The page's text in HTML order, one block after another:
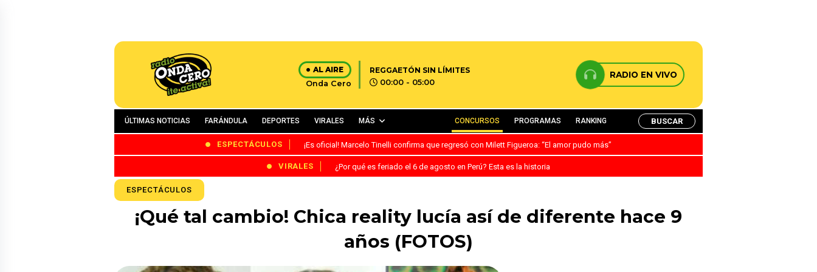
AL AIRE
Onda Cero
REGGAETÓN SIN LÍMITES
00:00 - 05:00
RADIO EN VIVO
ÚLTIMAS NOTICIAS FARÁNDULA DEPORTES VIRALES MÁS CONCURSOS PROGRAMAS RANKING BUSCAR
ESPECTÁCULOS ¡Es oficial! Marcelo Tinelli confirma que regresó con Milett Figueroa: “El amor pudo más”
VIRALES ¿Por qué es feriado el 6 de agosto en Perú? Esta es la historia
ESPECTÁCULOS
¡Qué tal cambio! Chica reality lucía así de diferente hace 9
años (FOTOS)